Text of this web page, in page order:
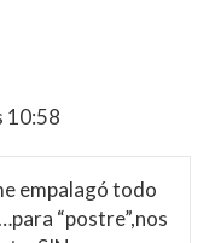
10:58
empalagó todo
“postre”,nos